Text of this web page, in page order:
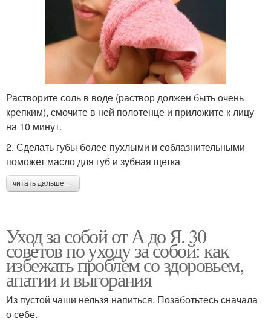
Растворите соль в воде (раствор должен быть очень
крепким), смочите в ней полотенце и приложите к лицу
на 10 минут.
2. Сделать губы более пухлыми и соблазнительными
поможет масло для губ и зубная щетка
читать дальше →
Уход за собой от А до Я. 30
советов по уходу за собой: как
избежать проблем со здоровьем,
апатии и выгорания
Из пустой чаши нельзя напиться. Позаботьтесь сначала
о себе.